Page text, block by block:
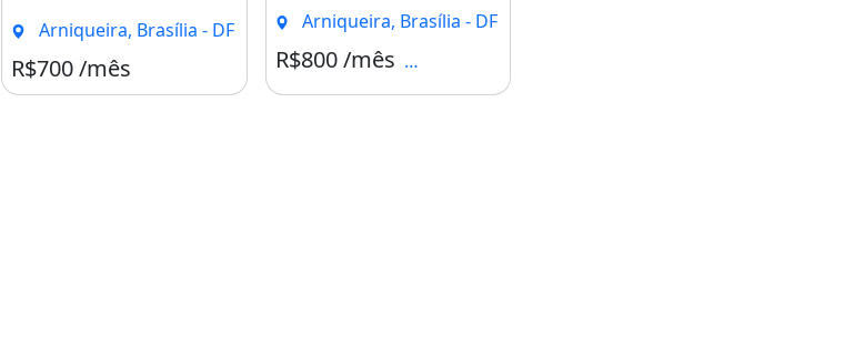
Arniqueira, Brasília - DF
R$700 /mês
Arniqueira, Brasília - DF
R$800 /mês Condomínio R$205